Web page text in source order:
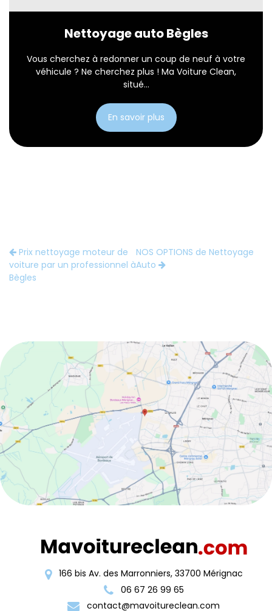
Nettoyage auto Bègles
Vous cherchez à redonner un coup de neuf à votre
véhicule ? Ne cherchez plus ! Ma Voiture Clean,
situé...
En savoir plus
Prix nettoyage moteur de
voiture par un professionnel à
Bègles
NOS OPTIONS de Nettoyage
Auto
166 bis Av. des Marronniers, 33700 Mérignac
06 67 26 99 65
contact@mavoitureclean.com